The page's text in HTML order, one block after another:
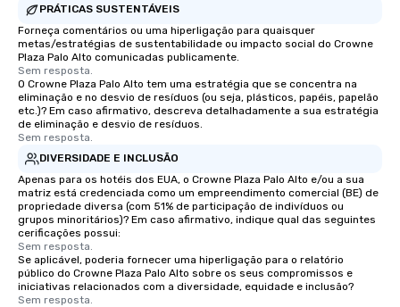
PRÁTICAS SUSTENTÁVEIS
Forneça comentários ou uma hiperligação para quaisquer
metas/estratégias de sustentabilidade ou impacto social do Crowne
Plaza Palo Alto comunicadas publicamente.
Sem resposta.
O Crowne Plaza Palo Alto tem uma estratégia que se concentra na
eliminação e no desvio de resíduos (ou seja, plásticos, papéis, papelão
etc.)? Em caso afirmativo, descreva detalhadamente a sua estratégia
de eliminação e desvio de resíduos.
Sem resposta.
DIVERSIDADE E INCLUSÃO
Apenas para os hotéis dos EUA, o Crowne Plaza Palo Alto e/ou a sua
matriz está credenciada como um empreendimento comercial (BE) de
propriedade diversa (com 51% de participação de indivíduos ou
grupos minoritários)? Em caso afirmativo, indique qual das seguintes
cerificações possui:
Sem resposta.
Se aplicável, poderia fornecer uma hiperligação para o relatório
público do Crowne Plaza Palo Alto sobre os seus compromissos e
iniciativas relacionados com a diversidade, equidade e inclusão?
Sem resposta.